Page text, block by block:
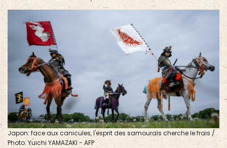
Japon: face aux canicules, l'esprit des samouraïs cherche le frais /
Photo: Yuichi YAMAZAKI - AFP